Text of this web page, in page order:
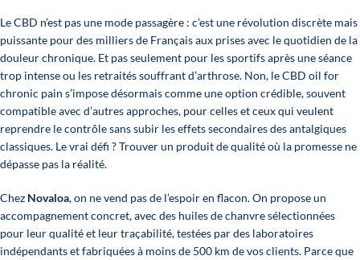
Le CBD n’est pas une mode passagère : c’est une révolution discrète mais
puissante pour des milliers de Français aux prises avec le quotidien de la
douleur chronique. Et pas seulement pour les sportifs après une séance
trop intense ou les retraités souffrant d’arthrose. Non, le CBD oil for
chronic pain s’impose désormais comme une option crédible, souvent
compatible avec d’autres approches, pour celles et ceux qui veulent
reprendre le contrôle sans subir les effets secondaires des antalgiques
classiques. Le vrai défi ? Trouver un produit de qualité où la promesse ne
dépasse pas la réalité.
Chez Novaloa, on ne vend pas de l’espoir en flacon. On propose un
accompagnement concret, avec des huiles de chanvre sélectionnées
pour leur qualité et leur traçabilité, testées par des laboratoires
indépendants et fabriquées à moins de 500 km de vos clients. Parce que